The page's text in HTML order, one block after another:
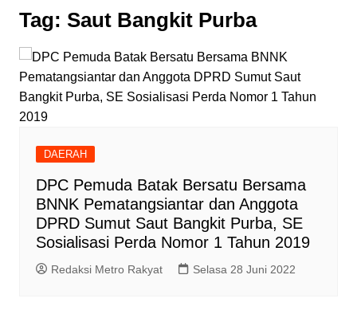
Tag: Saut Bangkit Purba
DAERAH
DPC Pemuda Batak Bersatu Bersama
BNNK Pematangsiantar dan Anggota
DPRD Sumut Saut Bangkit Purba, SE
Sosialisasi Perda Nomor 1 Tahun 2019
Redaksi Metro Rakyat Selasa 28 Juni 2022